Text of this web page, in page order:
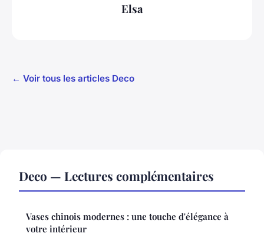
Elsa
← Voir tous les articles Deco
Deco — Lectures complémentaires
Vases chinois modernes : une touche d'élégance à
votre intérieur